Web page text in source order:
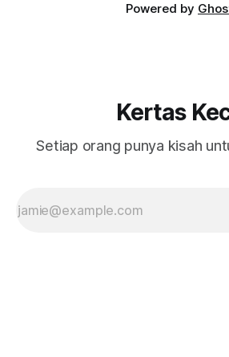
Powered by
Kertas
Setiap orang punya kisah